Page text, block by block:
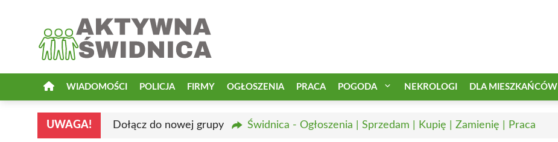
WIADOMOŚCI POLICJA FIRMY OGŁOSZENIA PRACA POGODA NEKROLOGI DLA MIESZKAŃCÓW
UWAGA! Dołącz do nowej grupy Świdnica - Ogłoszenia | Sprzedam | Kupię | Zamienię | Praca